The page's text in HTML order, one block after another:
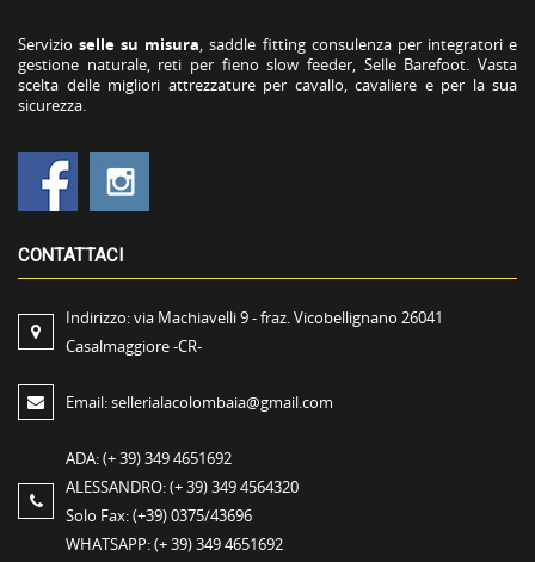
Servizioselle su misura, saddle fitting consulenza per integratori e
gestione naturale, reti per fieno slow feeder, Selle Barefoot. Vasta
scelta delle migliori attrezzature per cavallo, cavaliere e per la sua
sicurezza.
CONTATTACI
Indirizzo:via Machiavelli 9 - fraz. Vicobellignano 26041
Casalmaggiore -CR-
Email:sellerialacolombaia@gmail.com
ADA:(+ 39) 349 4651692
ALESSANDRO:(+ 39) 349 4564320
Solo Fax:(+39) 0375/43696
WHATSAPP:(+ 39) 349 4651692